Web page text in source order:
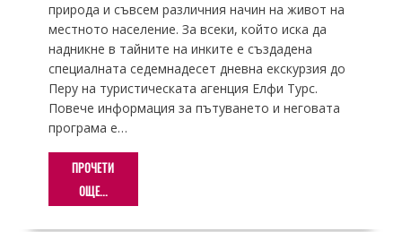
природа и съвсем различния начин на живот на
местното население. За всеки, който иска да
надникне в тайните на инките e създадена
специалната седемнадесет дневна екскурзия до
Перу на туристическата агенция Елфи Турс.
Повече информация за пътуването и неговата
програма е…
ПРОЧЕТИ
ОЩЕ...